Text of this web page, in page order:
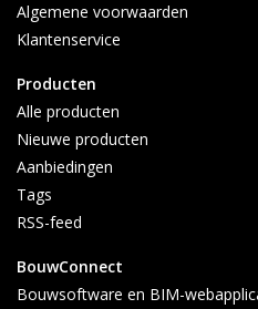
Algemene voorwaarden
Klantenservice
Producten
Alle producten
Nieuwe producten
Aanbiedingen
Tags
RSS-feed
BouwConnect
Bouwsoftware en BIM-